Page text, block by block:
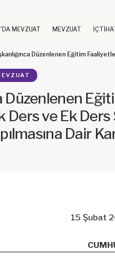
MEVZUAT MEVZUAT
Eğitim Faaliyetlerinde Uygulanacak Ders ve Ek Ders Saatlerine İlişkin
Düzenlenen
Ders ve Ek
Dair
15 Şubat